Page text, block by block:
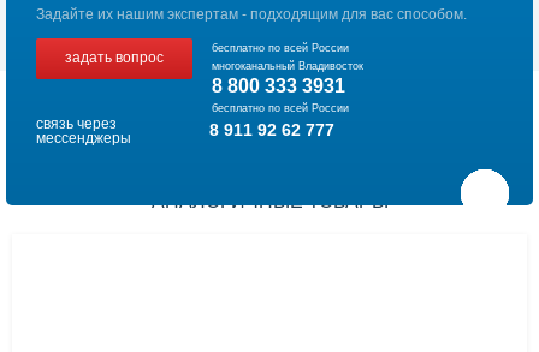
Задайте их нашим экспертам - подходящим для вас способом.
задать вопрос
бесплатно по всей России
многоканальный Владивосток
8 800 333 3931
бесплатно по всей России
связь через
мессенджеры
8 911 92 62 777
АНАЛОГИЧНЫЕ ТОВАРЫ